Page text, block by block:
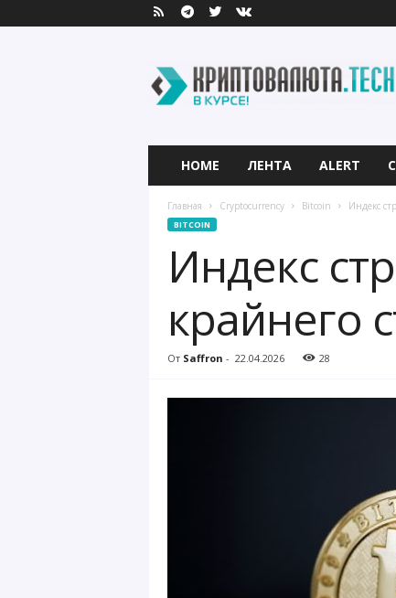
и
HOME ЛЕНТА ALERT
Главная Cryptocurrency Bitcoin Индекс
BITCOIN
Индекс
крайнего
От Saffron - 22.04.2026 28